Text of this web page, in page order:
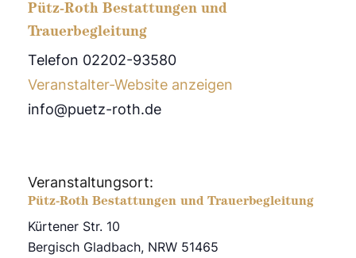
Pütz-Roth Bestattungen und
Trauerbegleitung
Telefon 02202-93580
Veranstalter-Website anzeigen
info@puetz-roth.de
Veranstaltungsort:
Pütz-Roth Bestattungen und Trauerbegleitung
Kürtener Str. 10
Bergisch Gladbach, NRW 51465